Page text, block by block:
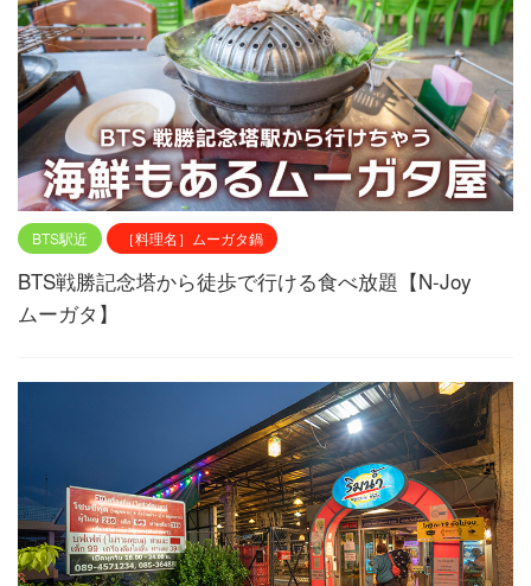
BTS駅近 ［料理名］ムーガタ鍋
BTS戦勝記念塔から徒歩で行ける食べ放題【N-Joy
ムーガタ】